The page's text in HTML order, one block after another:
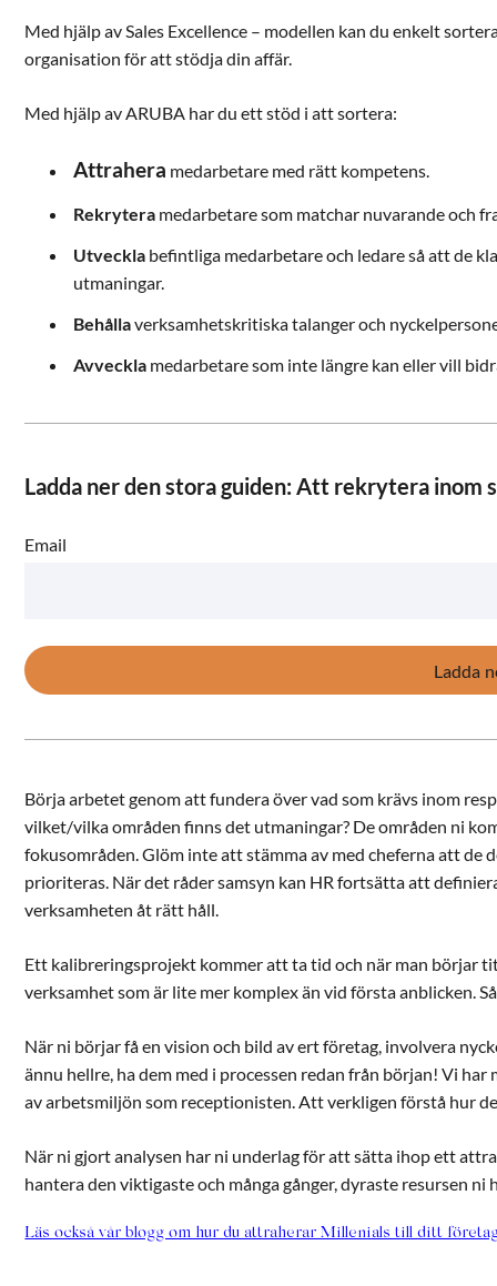
Med hjälp av Sales Excellence – modellen kan du enkelt
organisation för att stödja din affär.
Med hjälp av ARUBA har du ett stöd i att sortera:
Attrahera medarbetare med rätt kompetens.
Rekrytera medarbetare som matchar nuvarande och
Utveckla befintliga medarbetare och ledare så att de
utmaningar.
Behållaverksamhetskritiska talanger och
Avveckla medarbetare som inte längre kan eller vill
Ladda ner den stora guiden: Att rekrytera inom
Email
Börja arbetet genom att fundera över vad som krävs inom
vilket/vilka områden finns det utmaningar? De områden ni
fokusområden. Glöm inte att stämma av med cheferna att de
prioriteras. När det råder samsyn kan HR fortsätta att
verksamheten åt rätt håll.
Ett kalibreringsprojekt kommer att ta tid och när man börjar
verksamhet som är lite mer komplex än vid första anblicken.
När ni börjar få en vision och bild av ert företag, involvera
ännu hellre, ha dem med i processen redan från början! Vi
av arbetsmiljön som receptionisten. Att verkligen förstå hur
När ni gjort analysen har ni underlag för att sätta ihop ett
hantera den viktigaste och många gånger, dyraste resursen ni
Läs också vår blogg om hur du attraherar Millenials till ditt